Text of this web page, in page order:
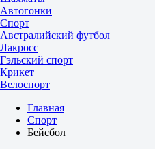
Автогонки
Спорт
Австралийский футбол
Лакросс
Гэльский спорт
Крикет
Велоспорт
Главная
Спорт
Бейсбол